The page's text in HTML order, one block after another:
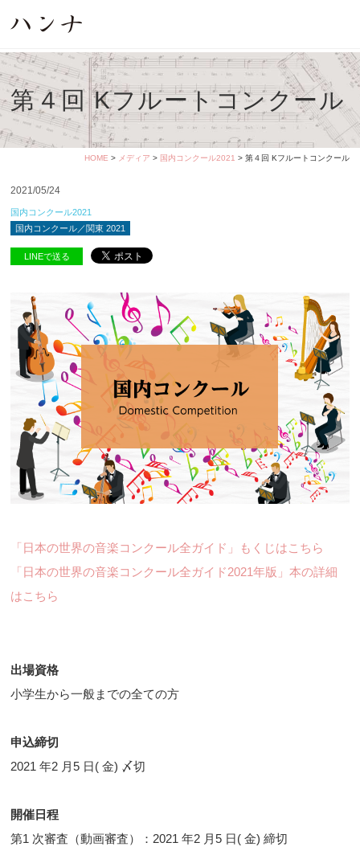
第４回 Kフルートコンクール
HOME > メディア > 国内コンクール2021 > 第４回 Kフルートコンクール
2021/05/24
国内コンクール2021
国内コンクール／関東 2021
LINEで送る
「日本の世界の音楽コンクール全ガイド」もくじはこちら
「日本の世界の音楽コンクール全ガイド2021年版」本の詳細
はこちら
出場資格
小学生から一般までの全ての方
申込締切
2021 年2 月5 日( 金) 〆切
開催日程
第1 次審査（動画審査）：2021 年2 月5 日( 金) 締切